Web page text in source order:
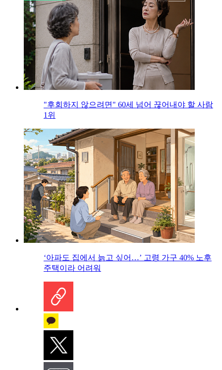
"후회하지 않으려면" 60세 넘어 끊어내야 할 사람
1위
‘아파도 집에서 늙고 싶어…’ 고령 가구 40% 노후
주택이라 어려워